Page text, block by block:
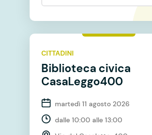
CITTADINI
Biblioteca civica
CasaLeggo400
martedì 11 agosto 2026
dalle 10:00 alle 13:00